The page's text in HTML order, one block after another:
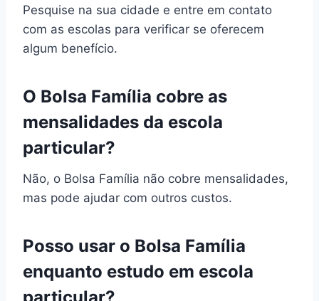
Pesquise na sua cidade e entre em contato
com as escolas para verificar se oferecem
algum benefício.
O Bolsa Família cobre as
mensalidades da escola
particular?
Não, o Bolsa Família não cobre mensalidades,
mas pode ajudar com outros custos.
Posso usar o Bolsa Família
enquanto estudo em escola
particular?